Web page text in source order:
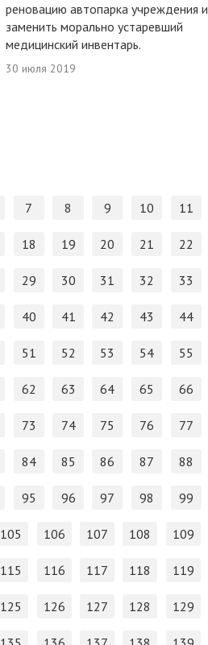
реновацию автопарка учреждения и
заменить морально устаревший
медицинский инвентарь.
30 июля 2019
7 8 9 10 11
18 19 20 21 22
29 30 31 32 33
40 41 42 43 44
51 52 53 54 55
62 63 64 65 66
73 74 75 76 77
84 85 86 87 88
95 96 97 98 99
105 106 107 108 109
115 116 117 118 119
125 126 127 128 129